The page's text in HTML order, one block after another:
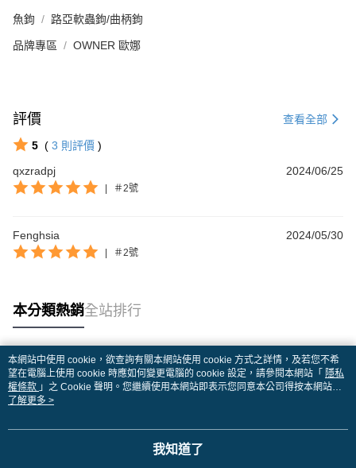
魚鉤 路亞軟蟲鉤/曲柄鉤
品牌專區 OWNER 歐娜
評價 查看全部
5 ( 3 則評價 )
qxzradpj
2024/06/25
＃2號
Fenghsia 2024/05/30
＃2號
本分類熱銷全站排行
熱門標籤
本網站中使用 cookie，欲查詢有關本網站使用 cookie 方式之詳情，及若您不希
望在電腦上使用 cookie 時應如何變更電腦的 cookie 設定，請參閱本網站「 隱私
權條款 」之 Cookie 聲明。您繼續使用本網站即表示您同意本公司得按本網站使
用條款之 Cookie 聲明使用 cookie。
了解更多 >
我知道了